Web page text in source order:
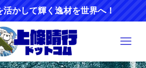
活かして輝く逸材を世界へ！